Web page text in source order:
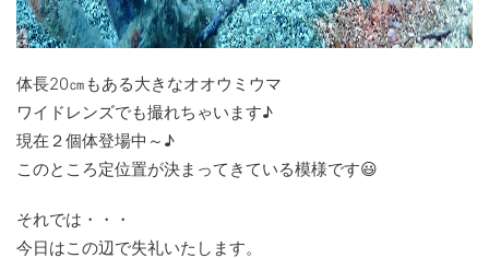
体長20㎝もある大きなオオウミウマ
ワイドレンズでも撮れちゃいます♪
現在２個体登場中～♪
このところ定位置が決まってきている模様です😃
それでは・・・
今日はこの辺で失礼いたします。